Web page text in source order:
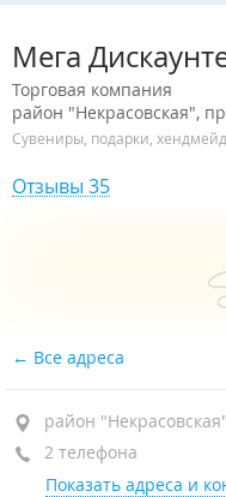
Мега
Торговая компания
район "Некрасовская",
Сувениры, подарки, хендмейд
Отзывы 35
Все адреса
район
2 телефона
Показать адреса и